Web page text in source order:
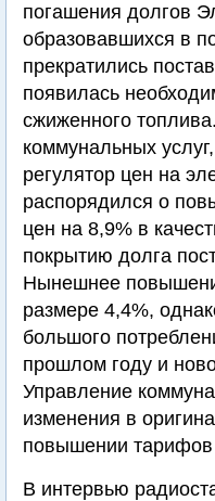
погашения долгов
образовавшихся в
прекратились
появилась
сжиженного
коммунальных
регулятор цен на
распорядился о
цен на 8,9% в
покрытию долга
Нынешнее
размере 4,4%,
большого
прошлом году и
Управление
изменения в
повышении тарифов
В интервью